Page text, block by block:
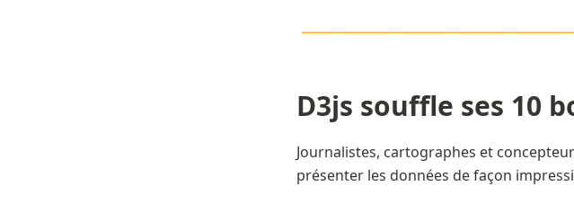
D3js souffle ses 10
Journalistes, cartographes et
présenter les données de façon